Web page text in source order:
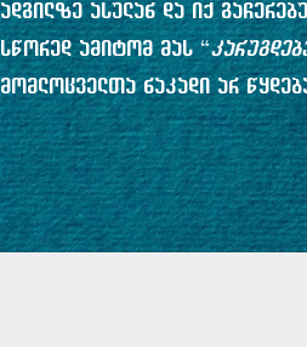
ადგილზე ასულან და იქ
სწორედ ამიტომ მას “
მომლოცველთა ნაკადი არ